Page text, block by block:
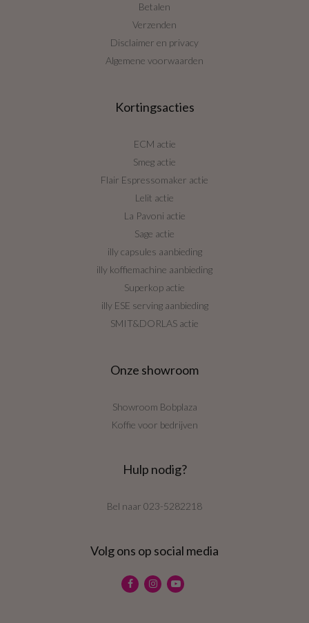
Betalen
Verzenden
Disclaimer en privacy
Algemene voorwaarden
Kortingsacties
ECM actie
Smeg actie
Flair Espressomaker actie
Lelit actie
La Pavoni actie
Sage actie
illy capsules aanbieding
illy koffiemachine aanbieding
Superkop actie
illy ESE serving aanbieding
SMIT&DORLAS actie
Onze showroom
Showroom Bobplaza
Koffie voor bedrijven
Hulp nodig?
Bel naar 023-5282218
Volg ons op social media